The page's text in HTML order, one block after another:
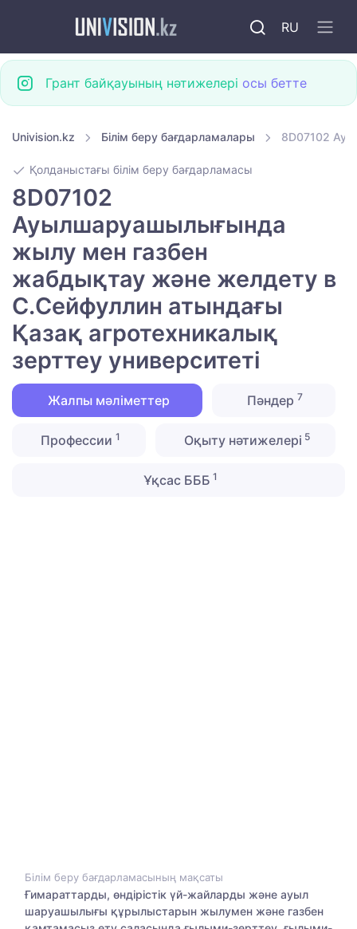
RU
Грант байқауының нәтижелері осы бетте
Univision.kz Білім беру бағдарламалары 8D07102
Қолданыстағы білім беру бағдарламасы
8D07102
Ауылшаруашылығында
жылу мен газбен
жабдықтау және желдету в
С.Сейфуллин атындағы
Қазақ агротехникалық
зерттеу университеті
Жалпы мәліметтер Пәндер 7
Профессии 1 Оқыту нәтижелері 5
Ұқсас БББ 1
Білім беру бағдарламасының мақсаты
Ғимараттарды, өндірістік үй-жайларды және ауыл
шаруашылығы құрылыстарын жылумен және газбен